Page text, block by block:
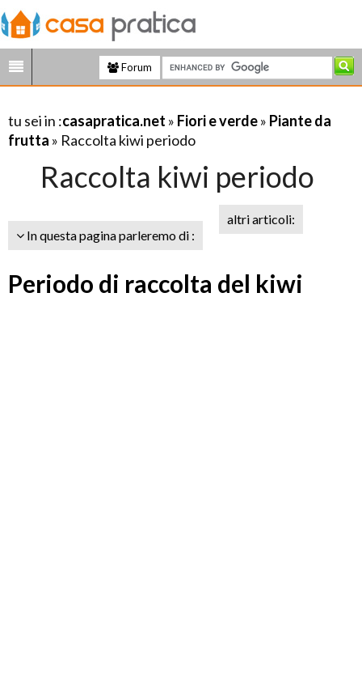
Forum
tu sei in :casapratica.net » Fiori e verde» Piante da
frutta » Raccolta kiwi periodo
Raccolta kiwi periodo
In questa pagina parleremo di :
altri articoli:
Periodo di raccolta del kiwi